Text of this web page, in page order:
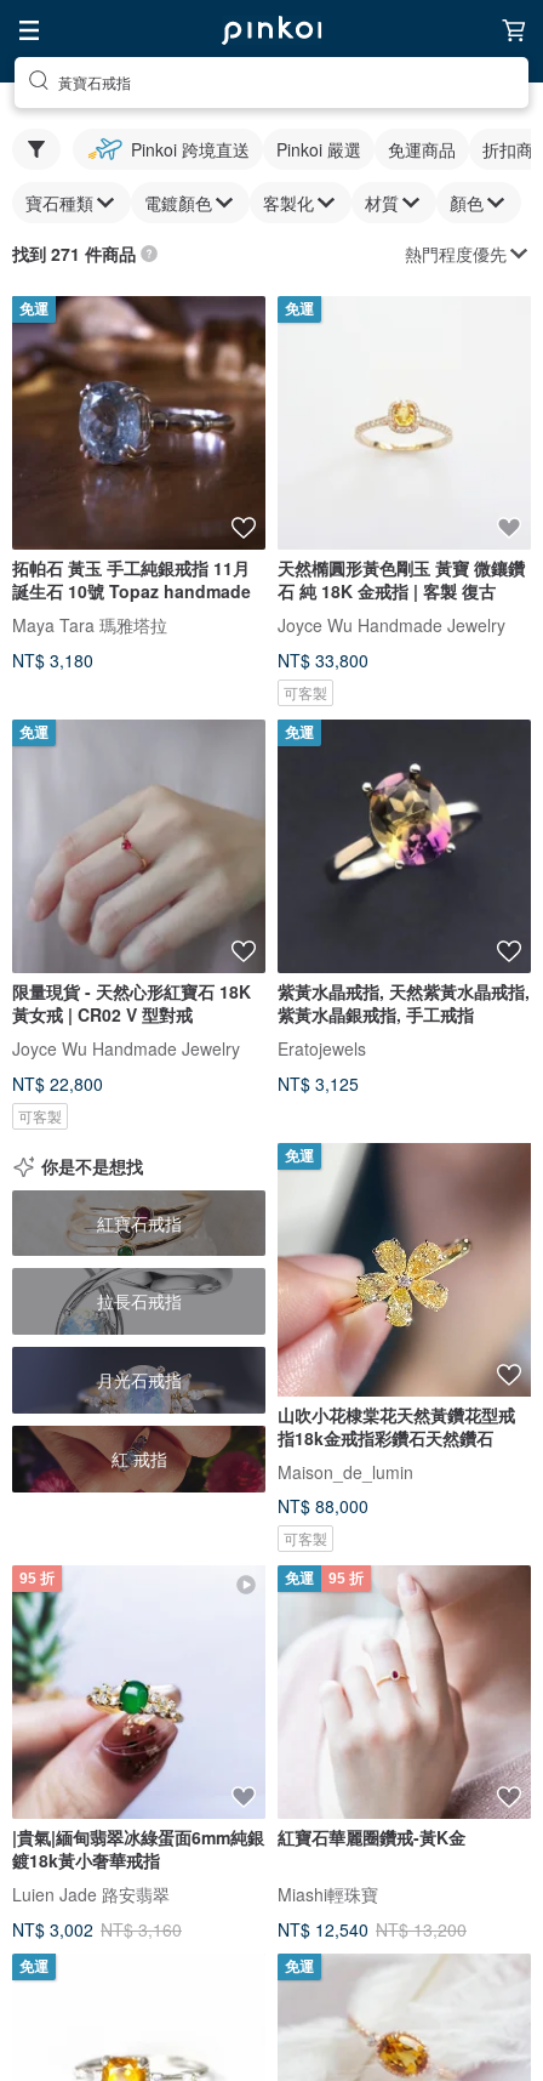
黃寶石戒指
Pinkoi 跨境直送 Pinkoi 嚴選 免運商品 折扣商
寶石種類 電鍍顏色 客製化 材質 顏色
找到 271 件商品 熱門程度優先
免運
拓帕石 黃玉 手工純銀戒指 11月
誕生石 10號 Topaz handmade
Maya Tara 瑪雅塔拉
NT$ 3,180
免運
天然橢圓形黃色剛玉 黃寶 微鑲鑽
石 純 18K 金戒指 | 客製 復古
Joyce Wu Handmade Jewelry
NT$ 33,800
可客製
免運
限量現貨 - 天然心形紅寶石 18K
黃女戒 | CR02 V 型對戒
Joyce Wu Handmade Jewelry
NT$ 22,800
可客製
免運
紫黃水晶戒指, 天然紫黃水晶戒指,
紫黃水晶銀戒指, 手工戒指
Eratojewels
NT$ 3,125
你是不是想找
紅寶石戒指
拉長石戒指
月光石戒指
紅 戒指
免運
山吹小花棣棠花天然黃鑽花型戒
指18k金戒指彩鑽石天然鑽石
Maison_de_lumin
NT$ 88,000
可客製
95 折
|貴氣|緬甸翡翠冰綠蛋面6mm純銀
鍍18k黃小奢華戒指
Luien Jade 路安翡翠
NT$ 3,002 NT$ 3,160
免運 95 折
紅寶石華麗圈鑽戒-黃K金
Miashi輕珠寶
NT$ 12,540 NT$ 13,200
免運 免運